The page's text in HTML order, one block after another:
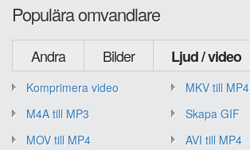
Populära omvandlare
Andra Bilder Ljud / video
Komprimera video
MKV till MP4
M4A till MP3
Skapa GIF
MOV till MP4
AVI till MP4